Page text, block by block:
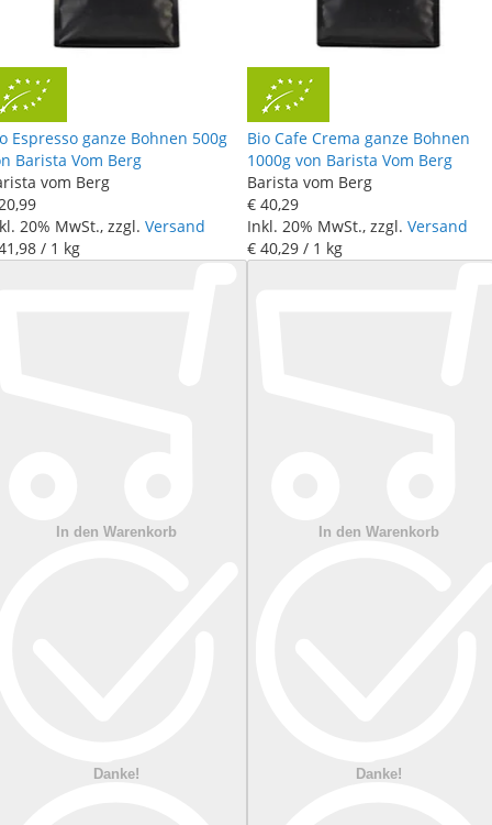
Espresso ganze Bohnen 500g
Barista Vom Berg
vom Berg
,99
20% MwSt., zzgl. Versand
,98 / 1 kg
In den Warenkorb
Danke!
Bio Cafe Crema ganze Bohnen
1000g von Barista Vom Berg
Barista vom Berg
€ 40,29
Inkl. 20% MwSt., zzgl. Versand
€ 40,29 / 1 kg
In den Warenkorb
Danke!